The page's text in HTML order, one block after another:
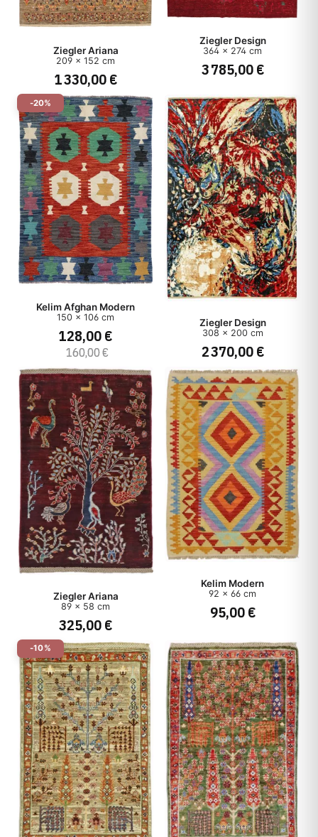
Ziegler Ariana
209 x 152 cm
1 330,00 €
Ziegler Design
364 x 274 cm
3 785,00 €
-20%
Kelim Afghan Modern
150 x 106 cm
128,00 €
160,00 €
Ziegler Design
308 x 200 cm
2 370,00 €
Ziegler Ariana
89 x 58 cm
325,00 €
Kelim Modern
92 x 66 cm
95,00 €
-10%